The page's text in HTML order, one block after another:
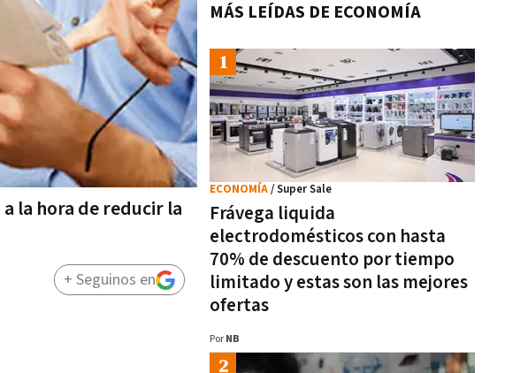
la hora de reducir la
+ Seguinos en
MÁS LEÍDAS DE ECONOMÍA
Frávega liquida
electrodomésticos con hasta
70% de descuento por tiempo
limitado y estas son las mejores
ofertas
ECONOMÍA/ Super Sale
Por NB